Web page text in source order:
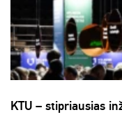
KTU – stipriausias